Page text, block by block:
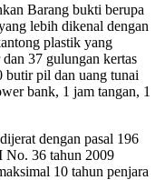
Barang bukti berupa
lebih dikenal dengan
plastik yang
37 gulungan kertas
butir pil dan uang tunai
bank, 1 jam tangan, 1
dengan pasal 196
No. 36 tahun 2009
10 tahun penjara